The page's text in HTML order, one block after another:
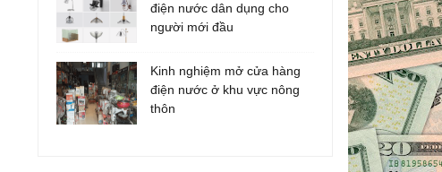
điện nước dân dụng cho
người mới đầu
Kinh nghiệm mở cửa hàng
điện nước ở khu vực nông
thôn